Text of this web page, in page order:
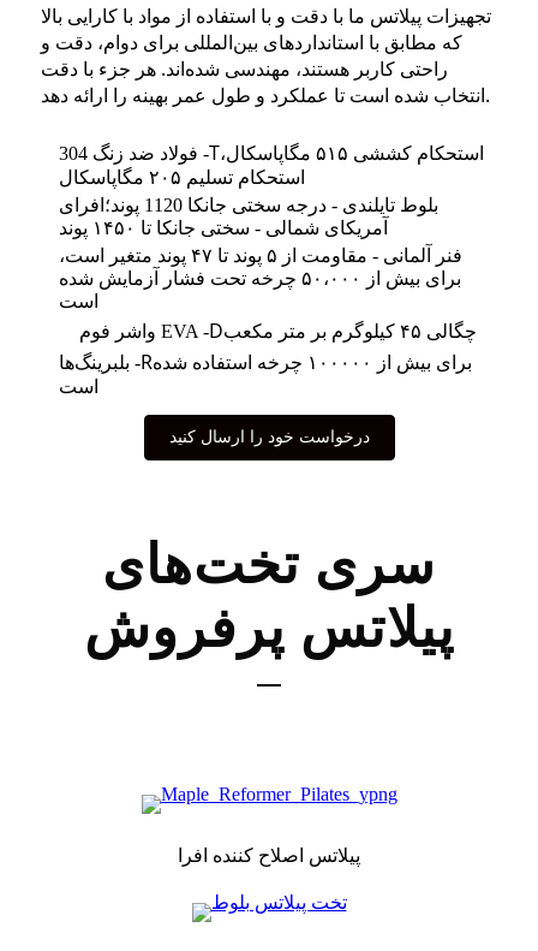
تجهیزات پیلاتس ما با دقت و با استفاده از مواد با کارایی بالا
که مطابق با استانداردهای بین‌المللی برای دوام، دقت و
راحتی کاربر هستند، مهندسی شده‌اند. هر جزء با دقت
انتخاب شده است تا عملکرد و طول عمر بهینه را ارائه دهد.
فولاد ضد زنگ 304 -Tاستحکام کششی ۵۱۵ مگاپاسکال،
استحکام تسلیم ۲۰۵ مگاپاسکال
بلوط تایلندی - درجه سختی جانکا 1120 پوند؛
افرای
آمریکای شمالی - سختی جانکا تا ۱۴۵۰ پوند
فنر آلمانی - مقاومت از ۵ پوند تا ۴۷ پوند متغیر است،
برای بیش از ۵۰،۰۰۰ چرخه تحت فشار آزمایش شده
است
واشر فوم EVA -D
چگالی ۴۵ کیلوگرم بر متر مکعب
بلبرینگ‌ها -Rبرای بیش از ۱۰۰۰۰۰ چرخه استفاده شده
است
درخواست خود را ارسال کنید
سری تخت‌های
پیلاتس پرفروش
پیلاتس اصلاح کننده افرا